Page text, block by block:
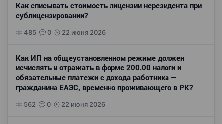
Как списывать стоимость лицензии нерезидента при
сублицензировании?
485 0 22 июня 2026
Как ИП на общеустановленном режиме должен
исчислять и отражать в форме 200.00 налоги и
обязательные платежи с дохода работника —
гражданина ЕАЭС, временно проживающего в РК?
562 0 22 июня 2026